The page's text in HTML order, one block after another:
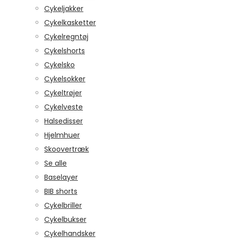
Cykeljakker
Cykelkasketter
Cykelregntøj
Cykelshorts
Cykelsko
Cykelsokker
Cykeltrøjer
Cykelveste
Halsedisser
Hjelmhuer
Skoovertræk
Se alle
Baselayer
BIB shorts
Cykelbriller
Cykelbukser
Cykelhandsker